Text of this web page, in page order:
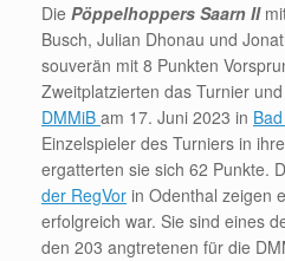
Die Pöppelhoppers Saarn II
Busch, Julian Dhonau und
souverän mit 8 Punkten
Zweitplatzierten das Turnier
DMMiB am 17. Juni 2023 in
Einzelspieler des Turniers in
ergatterten sie sich 62 Punkte.
der RegVor in Odenthal zeigen
erfolgreich war. Sie sind eines
den 203 angtretenen für die